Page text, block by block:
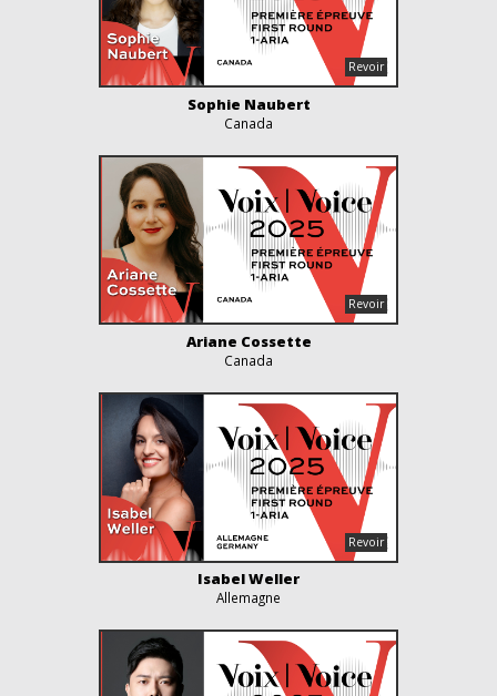
Sophie Naubert
Canada
Ariane Cossette
Canada
Isabel Weller
Allemagne